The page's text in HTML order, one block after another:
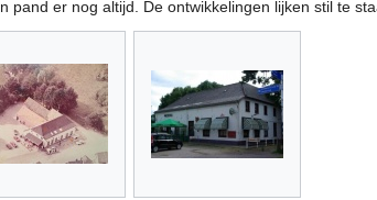
pand er nog altijd. De ontwikkelingen lijken stil te